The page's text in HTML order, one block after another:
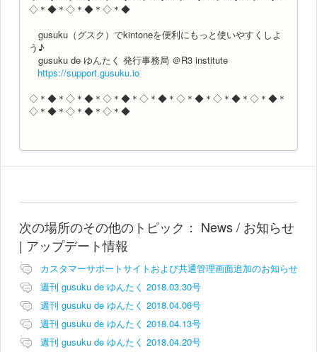
◇＊◆＊◇＊◆＊◇＊◆
gusuku（グスク）でkintoneを便利にもっと使いやすくしよ
う♪
gusuku de ゆんたく 発行事務局 ＠R3 institute
https://support.gusuku.io
◇＊◆＊◇＊◆＊◇＊◆＊◇＊◆＊◇＊◆＊◇＊◆＊◇＊◆＊
◇＊◆＊◇＊◆＊◇＊◆
次の場所のその他のトピック： News / お知らせ
| アップデート情報
カスタマーサポートサイトおよび共通管理画面追加のお知らせ
週刊 gusuku de ゆんたく 2018.03.30号
週刊 gusuku de ゆんたく 2018.04.06号
週刊 gusuku de ゆんたく 2018.04.13号
週刊 gusuku de ゆんたく 2018.04.20号